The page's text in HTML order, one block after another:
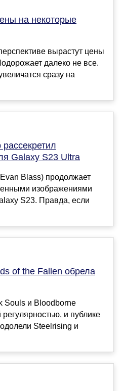
на некоторые
вырастут цены
далеко не все.
сразу на
Galaxy S23 Ultra
Blass) продолжает
изображениями
S23. Правда, если
of the Fallen обрела
Souls и Bloodborne
и публике
Steelrising и